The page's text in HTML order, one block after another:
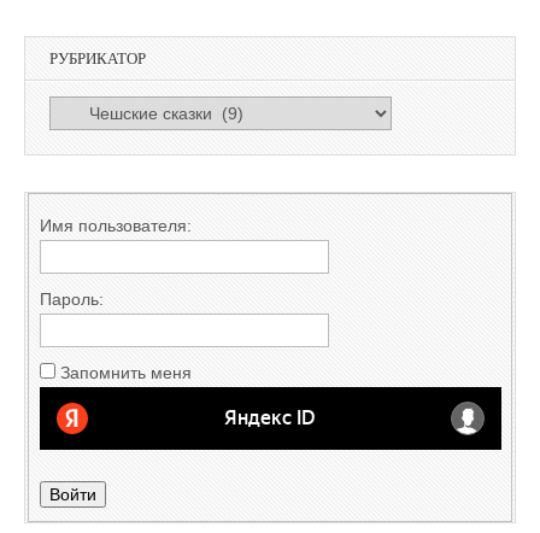
РУБРИКАТОР
РУБРИКАТОР
Имя пользователя:
Пароль:
Запомнить меня
Войти